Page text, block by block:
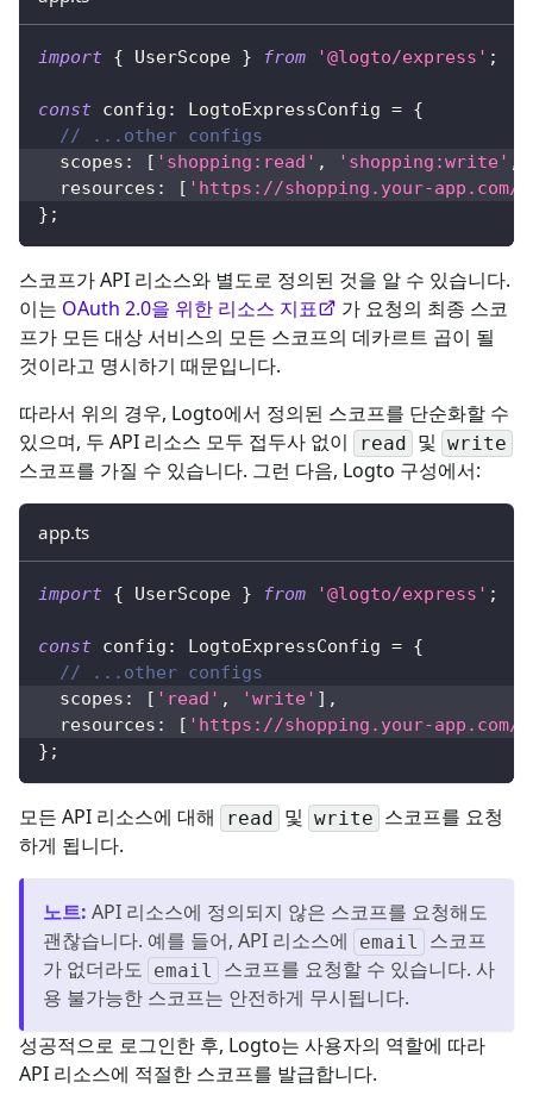
import { UserScope } from '@logto/express' ;
const config : LogtoExpressConfig = {
// ...other configs
  scopes
: [ 'shopping:read' , 'shopping:write' ,
  resources
: [ 'https://shopping.your-app.com/
} ;
스코프가 API 리소스와 별도로 정의된 것을 알 수 있습니다.
이는 OAuth 2.0을 위한 리소스 지표
가 요청의 최종 스코
프가 모든 대상 서비스의 모든 스코프의 데카르트 곱이 될
것이라고 명시하기 때문입니다.
따라서 위의 경우, Logto에서 정의된 스코프를 단순화할 수
있으며, 두 API 리소스 모두 접두사 없이
read 및 write
스코프를 가질 수 있습니다. 그런 다음, Logto 구성에서:
app.ts
import { UserScope } from '@logto/express' ;
const config : LogtoExpressConfig = {
// ...other configs
  scopes
: [ 'read' , 'write' ] ,
  resources
: [ 'https://shopping.your-app.com/
} ;
모든 API 리소스에 대해 read 및 write 스코프를 요청
하게 됩니다.
노트: API 리소스에 정의되지 않은 스코프를 요청해도
괜찮습니다. 예를 들어, API 리소스에
email
스코프
가 없더라도 email
스코프를 요청할 수 있습니다. 사
용 불가능한 스코프는 안전하게 무시됩니다.
성공적으로 로그인한 후, Logto는 사용자의 역할에 따라
API 리소스에 적절한 스코프를 발급합니다.